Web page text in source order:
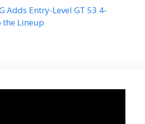
Adds Entry-Level GT 53 4-
the Lineup